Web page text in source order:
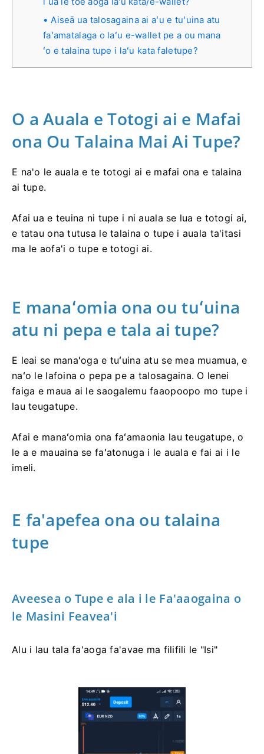
Aiseā ua talosagaina ai aʻu e tuʻuina atu
faʻamatalaga o laʻu e-wallet pe a ou mana
ʻo e talaina tupe i laʻu kata faletupe?
O a Auala e Totogi ai e Mafai
ona Ou Talaina Mai Ai Tupe?
E na'o le auala e te totogi ai e mafai ona e talaina
ai tupe.
Afai ua e teuina ni tupe i ni auala se lua e totogi ai,
e tatau ona tutusa le talaina o tupe i auala ta'itasi
ma le aofa'i o tupe e totogi ai.
E manaʻomia ona ou tuʻuina
atu ni pepa e tala ai tupe?
E leai se manaʻoga e tuʻuina atu se mea muamua, e
naʻo le lafoina o pepa pe a talosagaina. O lenei
faiga e maua ai le saogalemu faaopoopo mo tupe i
lau teugatupe.
Afai e manaʻomia ona faʻamaonia lau teugatupe, o
le a e mauaina se faʻatonuga i le auala e fai ai i le
imeli.
E fa'apefea ona ou talaina
tupe
Aveesea o Tupe e ala i le Fa'aaogaina o
le Masini Feavea'i
Alu i lau tala fa'aoga fa'avae ma filifili le "Isi"